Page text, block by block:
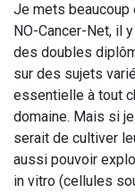
Je mets beaucoup
NO-Cancer-Net, il
des doubles
sur des sujets
essentielle à tout
domaine. Mais si
serait de cultiver
aussi pouvoir
in vitro (cellules